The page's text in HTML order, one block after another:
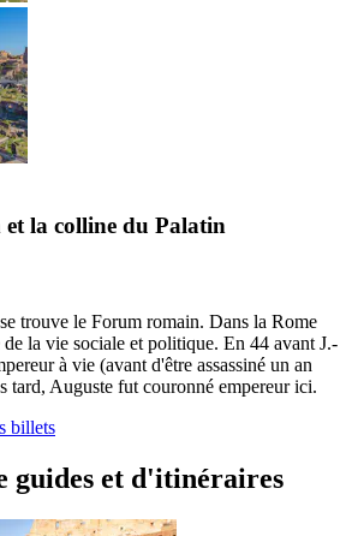
la colline du Palatin
trouve le Forum romain. Dans la Rome
la vie sociale et politique. En 44 avant J.-
à vie (avant d'être assassiné un an
tard, Auguste fut couronné empereur ici.
billets
guides et d'itinéraires